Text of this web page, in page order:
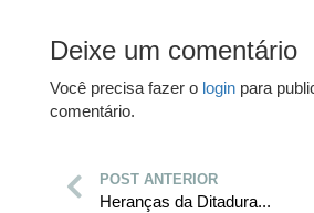
Deixe um comentário
Você precisa fazer o login para
comentário.
POST ANTERIOR
Heranças da Ditadura...